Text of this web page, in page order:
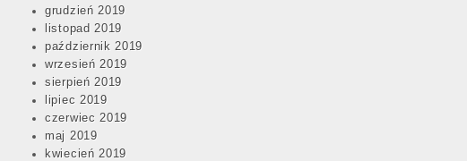
grudzień 2019
listopad 2019
październik 2019
wrzesień 2019
sierpień 2019
lipiec 2019
czerwiec 2019
maj 2019
kwiecień 2019